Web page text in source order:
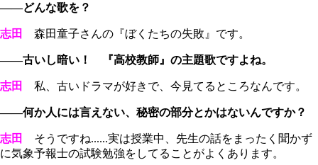
――どんな歌を？
志田 森田童子さんの『ぼくたちの失敗』です。
――古いし暗い！ 『高校教師』の主題歌ですよね。
志田 私、古いドラマが好きで、今見てるところなんです。
――何か人には言えない、秘密の部分とかはないんですか？
志田
そうですね......実は授業中、先生の話をまったく聞かず
に気象予報士の試験勉強をしてることがよくあります。